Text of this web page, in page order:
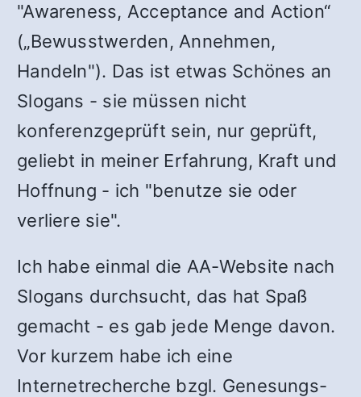
"Awareness, Acceptance and Action“
(„Bewusstwerden, Annehmen,
Handeln"). Das ist etwas Schönes an
Slogans - sie müssen nicht
konferenzgeprüft sein, nur geprüft,
geliebt in meiner Erfahrung, Kraft und
Hoffnung - ich "benutze sie oder
verliere sie".
Ich habe einmal die AA-Website nach
Slogans durchsucht, das hat Spaß
gemacht - es gab jede Menge davon.
Vor kurzem habe ich eine
Internetrecherche bzgl. Genesungs-